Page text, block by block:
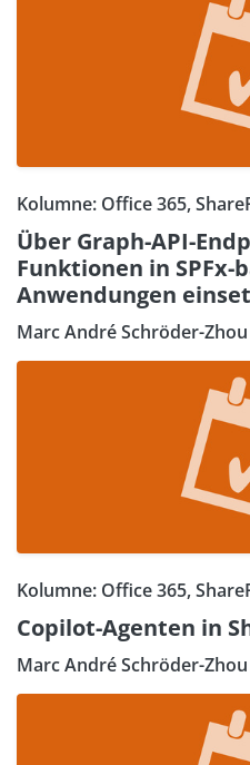
Kolumne: Office 365,
Über Graph-API-
Funktionen in SPFx-
Anwendungen
Marc André Schröder-Zhou
Kolumne: Office 365,
Copilot-Agenten in
Marc André Schröder-Zhou